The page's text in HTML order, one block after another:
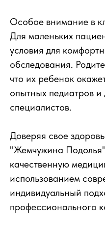
Особое внимание в
Для маленьких
условия для
обследования.
что их ребенок
опытных педиатров и
специалистов.
Доверяя свое
"Жемчужина
качественную
использованием
индивидуальный
профессионального